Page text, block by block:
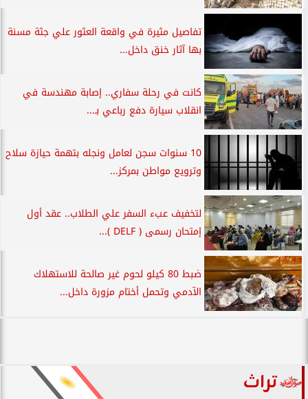
تفاصيل مثيرة في واقعة العثور علي جثة مسنة
بها آثار خنق داخل...
كانت في رحلة سفاري.. إصابة مهندسة في
انقلاب سيارة دفع رباعي بـ...
10 سنوات سجن لعامل ونجله بتهمة حيازة سلاح
وترويع مواطن بمركز...
لتخفيف عبء السفر علي الطلاب.. عقد أول
إمتحان رسمى ( DELF )...
ضبط 80 كيلو لحوم غير صالحة للاستهلاك
الآدمي وتحمل أختام مزورة داخل...
تراث